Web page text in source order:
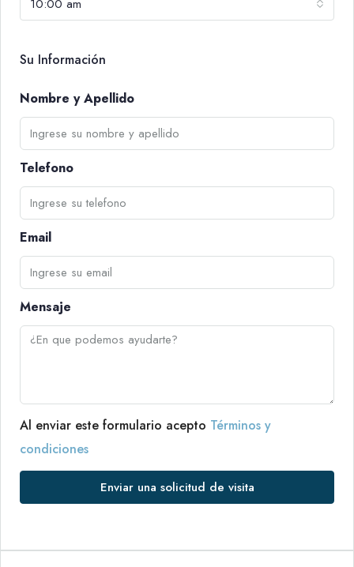
10:00 am
Su Información
Nombre y Apellido
Telefono
Email
Mensaje
Al enviar este formulario acepto Términos y
condiciones
Enviar una solicitud de visita